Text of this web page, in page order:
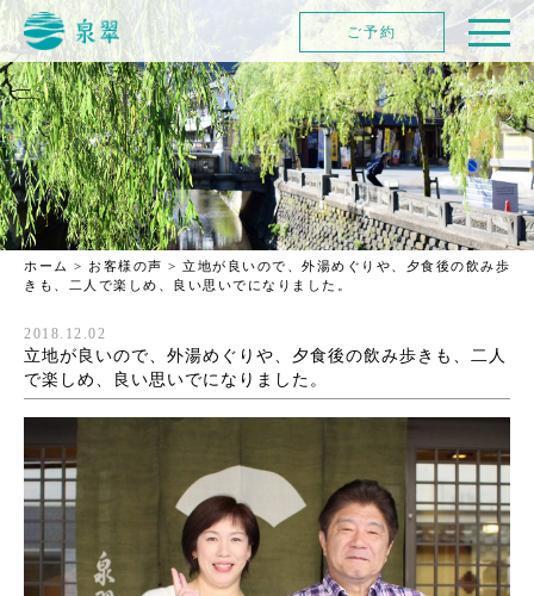
ホーム > お客様の声 > 立地が良いので、外湯めぐりや、夕食後の飲み歩
きも、二人で楽しめ、良い思いでになりました。
2018.12.02
立地が良いので、外湯めぐりや、夕食後の飲み歩きも、二人
で楽しめ、良い思いでになりました。
ご予約